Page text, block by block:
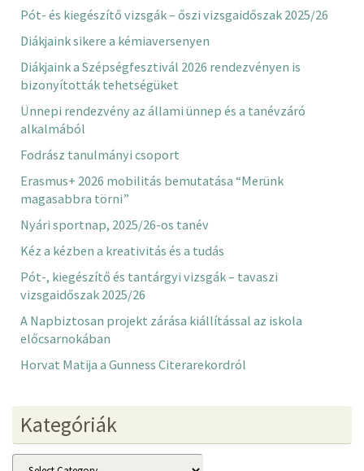
Pót- és kiegészítő vizsgák – őszi vizsgaidőszak 2025/26
Diákjaink sikere a kémiaversenyen
Diákjaink a Szépségfesztivál 2026 rendezvényen is
bizonyították tehetségüket
Ünnepi rendezvény az állami ünnep és a tanévzáró
alkalmából
Fodrász tanulmányi csoport
Erasmus+ 2026 mobilitás bemutatása “Merünk
magasabbra törni”
Nyári sportnap, 2025/26-os tanév
Kéz a kézben a kreativitás és a tudás
Pót-, kiegészítő és tantárgyi vizsgák – tavaszi
vizsgaidőszak 2025/26
A Napbiztosan projekt zárása kiállítással az iskola
előcsarnokában
Horvat Matija a Gunness Citerarekordról
Kategóriák
Kategóriák